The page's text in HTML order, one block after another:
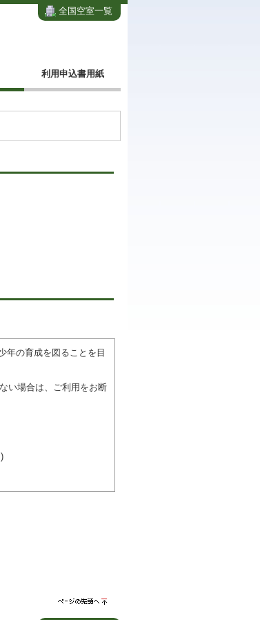
全国空室一覧
利用申込書用紙
年の育成を図ることを目
い場合は、ご利用をお断
がら他の利用者と、地